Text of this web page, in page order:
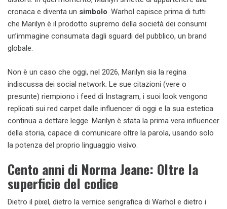
cronaca e diventa un simbolo. Warhol capisce prima di tutti
che Marilyn è il prodotto supremo della società dei consumi:
un’immagine consumata dagli sguardi del pubblico, un brand
globale.
Non è un caso che oggi, nel 2026, Marilyn sia la regina
indiscussa dei social network. Le sue citazioni (vere o
presunte) riempiono i feed di Instagram, i suoi look vengono
replicati sui red carpet dalle influencer di oggi e la sua estetica
continua a dettare legge. Marilyn è stata la prima vera influencer
della storia, capace di comunicare oltre la parola, usando solo
la potenza del proprio linguaggio visivo.
Cento anni di Norma Jeane: Oltre la
superficie del codice
Dietro il pixel, dietro la vernice serigrafica di Warhol e dietro i